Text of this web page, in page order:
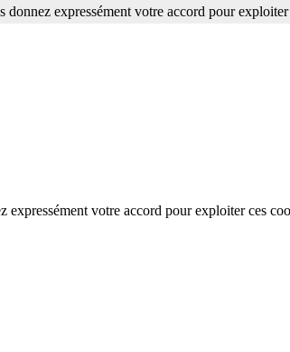
expressément votre accord pour exploiter ces
expressément votre accord pour